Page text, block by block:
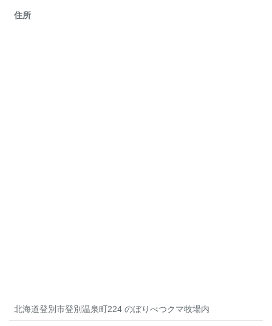
住所
北海道登別市登別温泉町224 のぼりべつクマ牧場内